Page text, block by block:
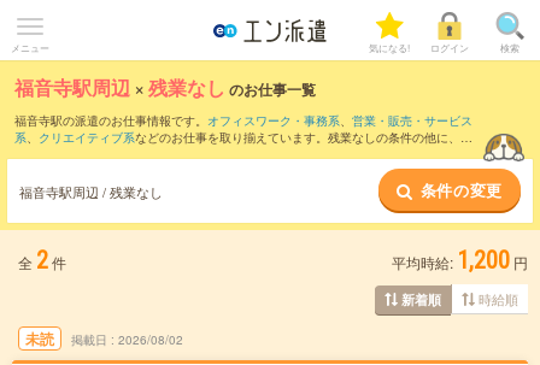
メニュー 気になる! ログイン 検索
福音寺駅周辺 ×残業なし のお仕事一覧
福音寺駅の派遣のお仕事情報です。 オフィスワーク・事務系、 営業・販売・サービス
系、 クリエイティブ系などのお仕事を取り揃えています。残業なしの条件の他に、 交
福音寺駅周辺 / 残業なし 条件の変更
全 2件 平均時給: 1,200 円
新着順 時給順
未読 掲載日 2026/08/02